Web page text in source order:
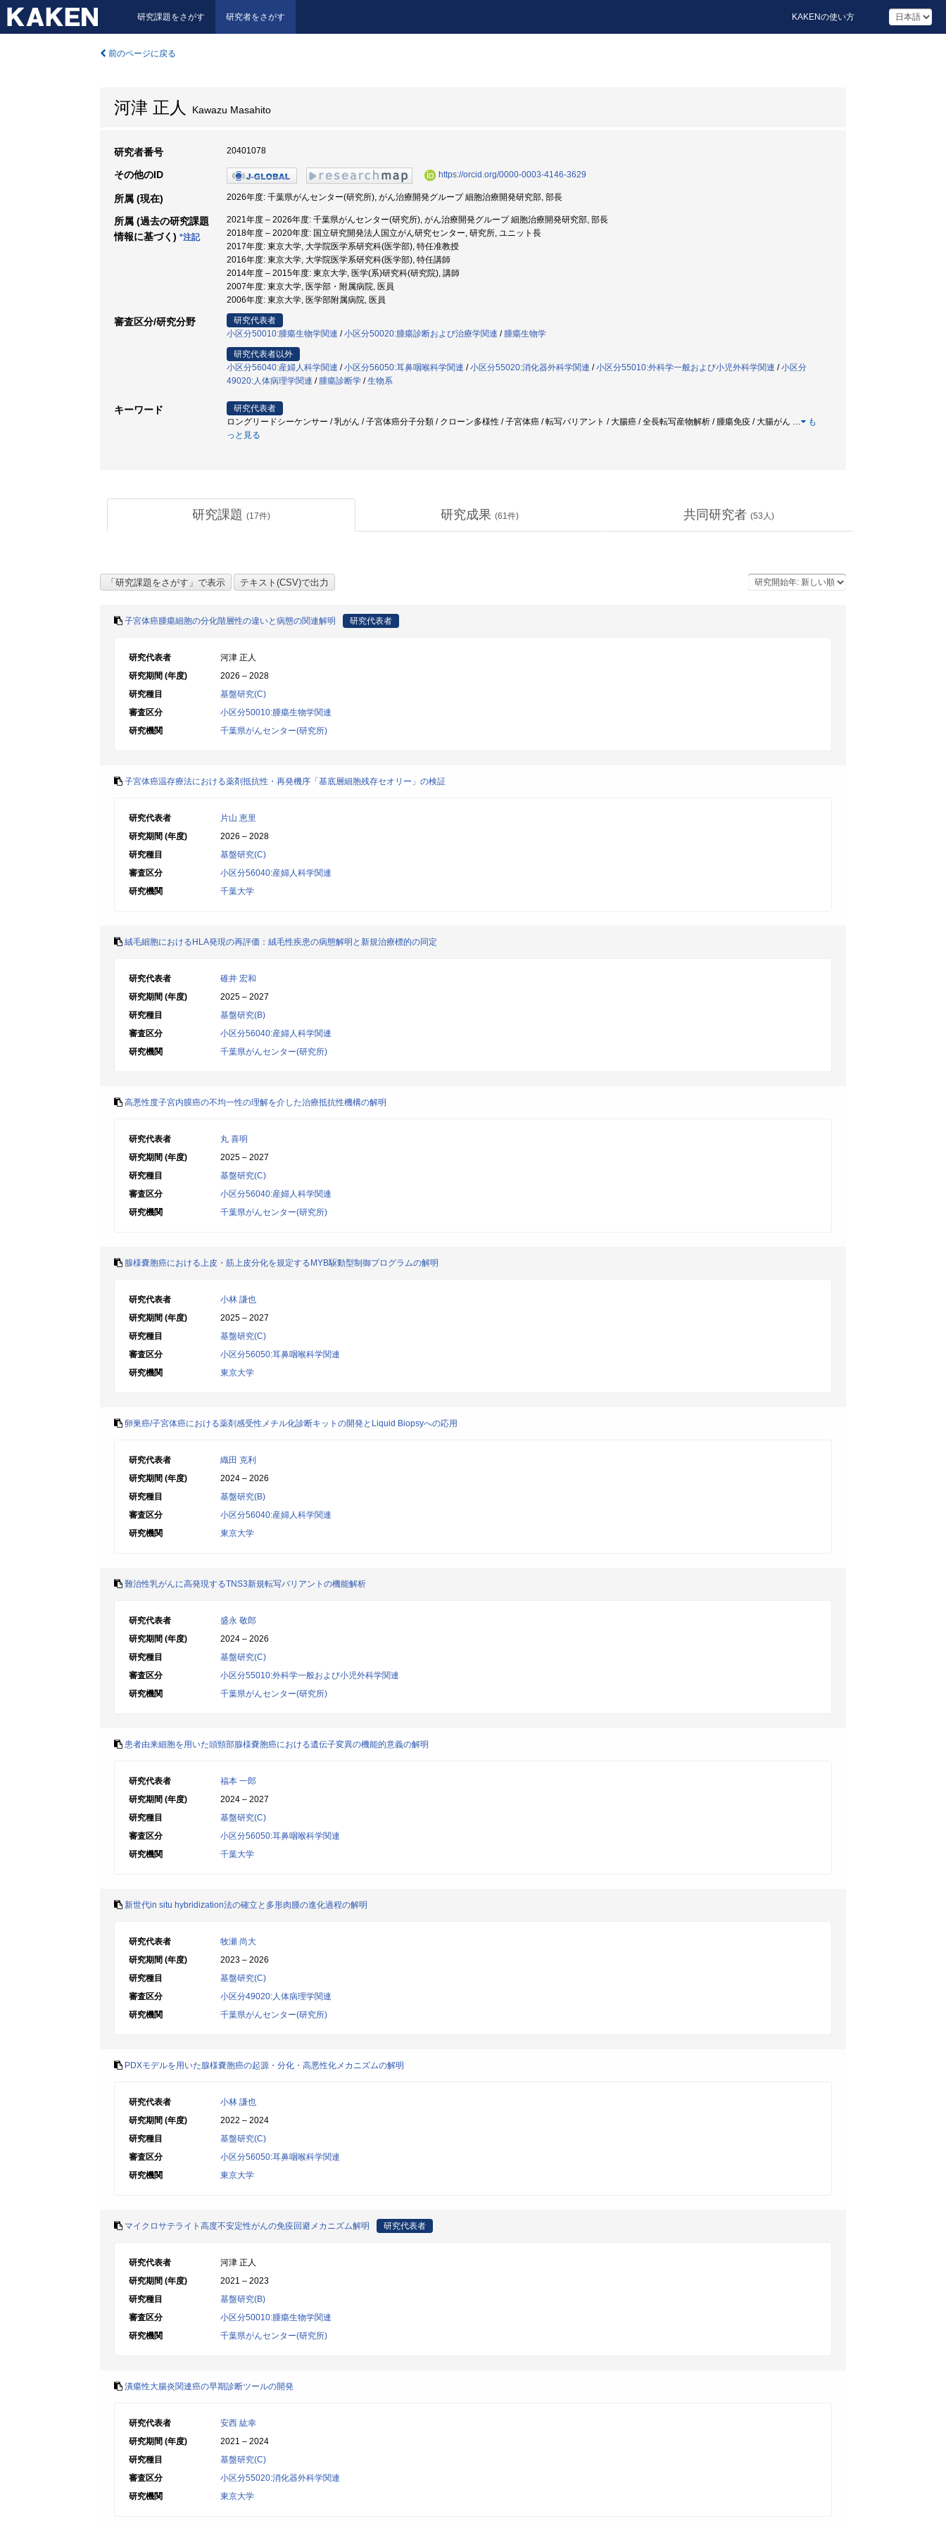
研究課題をさがす 研究者をさがす KAKENの使い方
前のページに戻る
河津 正人 Kawazu Masahito
研究者番号 20401078
その他のID https://orcid.org/0000-0003-4146-3629
所属 (現在) 2026年度: 千葉県がんセンター(研究所), がん治療開発グループ 細胞治療開発研究部, 部長
所属 (過去の研究課題
情報に基づく) *注記
2021年度 – 2026年度: 千葉県がんセンター(研究所), がん治療開発グループ 細胞治療開発研究部, 部長
2018年度 – 2020年度: 国立研究開発法人国立がん研究センター, 研究所, ユニット長
2017年度: 東京大学, 大学院医学系研究科(医学部), 特任准教授
2016年度: 東京大学, 大学院医学系研究科(医学部), 特任講師
2014年度 – 2015年度: 東京大学, 医学(系)研究科(研究院), 講師
2007年度: 東京大学, 医学部・附属病院, 医員
2006年度: 東京大学, 医学部附属病院, 医員
審査区分/研究分野
研究代表者
小区分50010:腫瘍生物学関連 /小区分50020:腫瘍診断および治療学関連 / 腫瘍生物学
研究代表者以外
小区分56040:産婦人科学関連 /小区分56050:耳鼻咽喉科学関連 /小区分55020:消化器外科学関連 /小区分55010:外科学一般および小児外科学関連 /小区分
49020:人体病理学関連 / 腫瘍診断学 /生物系
キーワード
研究代表者
ロングリードシーケンサー / 乳がん / 子宮体癌分子分類 / クローン多様性 / 子宮体癌 / 転写バリアント / 大腸癌 / 全長転写産物解析 / 腫瘍免疫 / 大腸がん …
も
っと見る
研究課題 (17件) 研究成果 (61件) 共同研究者 (53 人)
子宮体癌腫瘍細胞の分化階層性の違いと病態の関連解明 研究代表者
研究代表者
河津 正人
研究期間 (年度)
2026 – 2028
研究種目
基盤研究(C)
審査区分
小区分50010:腫瘍生物学関連
研究機関
千葉県がんセンター(研究所)
子宮体癌温存療法における薬剤抵抗性・再発機序「基底層細胞残存セオリー」の検証
研究代表者
片山 恵里
研究期間 (年度)
2026 – 2028
研究種目
基盤研究(C)
審査区分
小区分56040:産婦人科学関連
研究機関
千葉大学
絨毛細胞におけるHLA発現の再評価：絨毛性疾患の病態解明と新規治療標的の同定
研究代表者
碓井 宏和
研究期間 (年度)
2025 – 2027
研究種目
基盤研究(B)
審査区分
小区分56040:産婦人科学関連
研究機関
千葉県がんセンター(研究所)
高悪性度子宮内膜癌の不均一性の理解を介した治療抵抗性機構の解明
研究代表者
丸 喜明
研究期間 (年度)
2025 – 2027
研究種目
基盤研究(C)
審査区分
小区分56040:産婦人科学関連
研究機関
千葉県がんセンター(研究所)
腺様嚢胞癌における上皮・筋上皮分化を規定するMYB駆動型制御プログラムの解明
研究代表者
小林 謙也
研究期間 (年度)
2025 – 2027
研究種目
基盤研究(C)
審査区分
小区分56050:耳鼻咽喉科学関連
研究機関
東京大学
卵巣癌/子宮体癌における薬剤感受性メチル化診断キットの開発とLiquid Biopsyへの応用
研究代表者
織田 克利
研究期間 (年度)
2024 – 2026
研究種目
基盤研究(B)
審査区分
小区分56040:産婦人科学関連
研究機関
東京大学
難治性乳がんに高発現するTNS3新規転写バリアントの機能解析
研究代表者
盛永 敬郎
研究期間 (年度)
2024 – 2026
研究種目
基盤研究(C)
審査区分
小区分55010:外科学一般および小児外科学関連
研究機関
千葉県がんセンター(研究所)
患者由来細胞を用いた頭頸部腺様嚢胞癌における遺伝子変異の機能的意義の解明
研究代表者
福本 一郎
研究期間 (年度)
2024 – 2027
研究種目
基盤研究(C)
審査区分
小区分56050:耳鼻咽喉科学関連
研究機関
千葉大学
新世代in situ hybridization法の確立と多形肉腫の進化過程の解明
研究代表者
牧瀬 尚大
研究期間 (年度)
2023 – 2026
研究種目
基盤研究(C)
審査区分
小区分49020:人体病理学関連
研究機関
千葉県がんセンター(研究所)
PDXモデルを用いた腺様嚢胞癌の起源・分化・高悪性化メカニズムの解明
研究代表者
小林 謙也
研究期間 (年度)
2022 – 2024
研究種目
基盤研究(C)
審査区分
小区分56050:耳鼻咽喉科学関連
研究機関
東京大学
マイクロサテライト高度不安定性がんの免疫回避メカニズム解明 研究代表者
研究代表者
河津 正人
研究期間 (年度)
2021 – 2023
研究種目
基盤研究(B)
審査区分
小区分50010:腫瘍生物学関連
研究機関
千葉県がんセンター(研究所)
潰瘍性大腸炎関連癌の早期診断ツールの開発
研究代表者
安西 紘幸
研究期間 (年度)
2021 – 2024
研究種目
基盤研究(C)
審査区分
小区分55020:消化器外科学関連
研究機関
東京大学